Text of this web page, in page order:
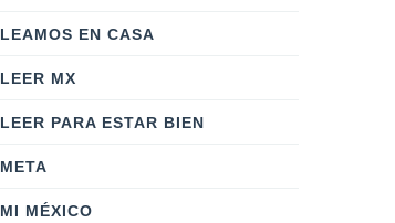
LEAMOS EN CASA
LEER MX
LEER PARA ESTAR BIEN
META
MI MÉXICO